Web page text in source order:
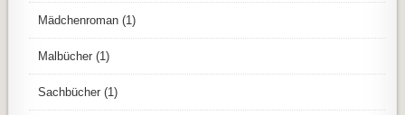
Mädchenroman (1)
Malbücher (1)
Sachbücher (1)